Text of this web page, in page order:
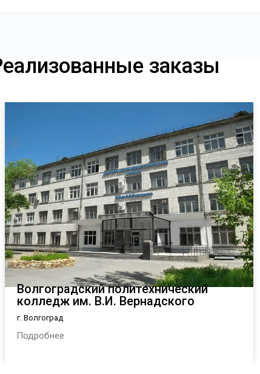
заказы
Волгоградский политехнический
колледж им. В.И. Вернадского
г. Волгоград
Подробнее